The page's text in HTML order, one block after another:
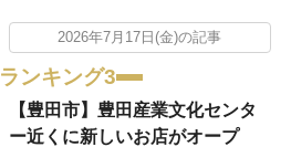
2026年7月17日(金)の記事
ランキング3
【豊田市】豊田産業文化センタ
ー近くに新しいお店がオープ